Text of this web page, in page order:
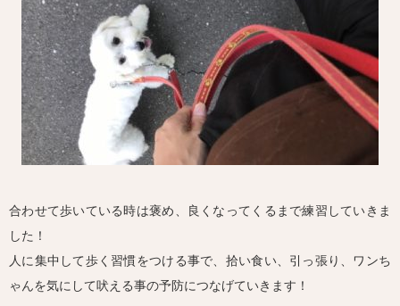
合わせて歩いている時は褒め、良くなってくるまで練習していきま
した！
人に集中して歩く習慣をつける事で、拾い食い、引っ張り、ワンち
ゃんを気にして吠える事の予防につなげていきます！